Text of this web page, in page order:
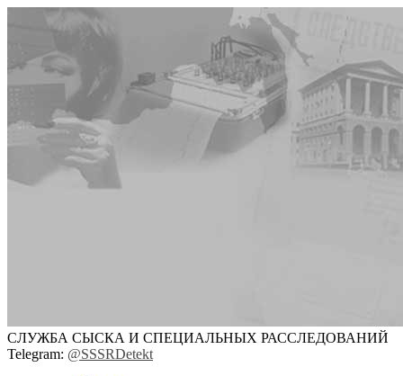
СЛУЖБА СЫСКА И СПЕЦИАЛЬНЫХ РАССЛЕДОВАНИЙ
Telegram: @SSSRDetekt